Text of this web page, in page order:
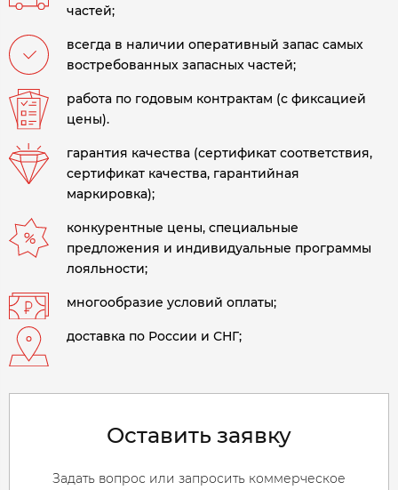
частей;
всегда в наличии оперативный запас самых
востребованных запасных частей;
работа по годовым контрактам (с фиксацией
цены).
гарантия качества (сертификат соответствия,
сертификат качества, гарантийная
маркировка);
конкурентные цены, специальные
предложения и индивидуальные программы
лояльности;
многообразие условий оплаты;
доставка по России и СНГ;
Оставить заявку
Задать вопрос или запросить коммерческое